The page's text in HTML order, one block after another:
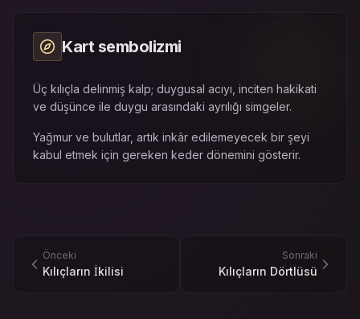
Kart sembolizmi
Üç kılıçla delinmiş kalp; duygusal acıyı, inciten hakikati
ve düşünce ile duygu arasındaki ayrılığı simgeler.
Yağmur ve bulutlar, artık inkâr edilemeyecek bir şeyi
kabul etmek için gereken keder dönemini gösterir.
Önceki
Kılıçların İkilisi
Sonraki
Kılıçların Dörtlüsü